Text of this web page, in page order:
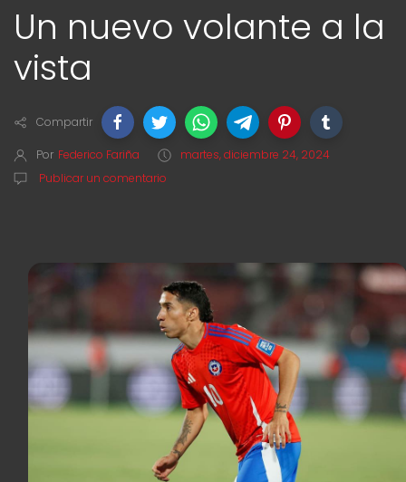
Un nuevo volante a la
vista
Compartir
Por Federico Fariña
martes, diciembre 24, 2024
Publicar un comentario